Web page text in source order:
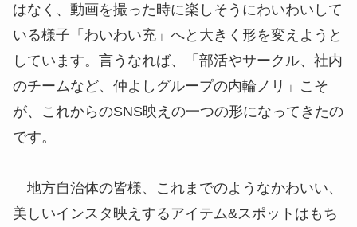
はなく、動画を撮った時に楽しそうにわいわいして
いる様子「わいわい充」へと大きく形を変えようと
しています。言うなれば、「部活やサークル、社内
のチームなど、仲よしグループの内輪ノリ」こそ
が、これからのSNS映えの一つの形になってきたの
です。
地方自治体の皆様、これまでのようなかわいい、
美しいインスタ映えするアイテム&スポットはもち